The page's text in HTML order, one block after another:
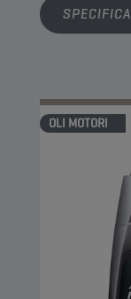
SPECIFICA
OLI MOTORI